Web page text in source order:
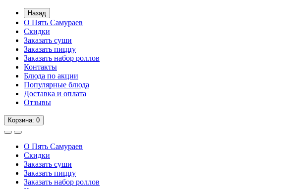
Назад
О Пять Самураев
Скидки
Заказать суши
Заказать пиццу
Заказать набор роллов
Контакты
Блюда по акции
Популярные блюда
Доставка и оплата
Отзывы
Корзина: 0
О Пять Самураев
Скидки
Заказать суши
Заказать пиццу
Заказать набор роллов